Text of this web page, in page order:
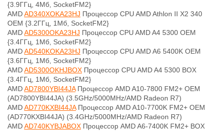
{3.9ГГц, 4Мб, SocketFM2}
AMDAD340XOKA23HJ Процессор CPU AMD Athlon II X2 340
OEM {3.2ГГц, 1Мб, SocketFM2}
AMDAD5300OKA23HJ Процессор CPU AMD A4 5300 OEM
{3.4ГГц, 1Мб, SocketFM2}
AMDAD540KOKA23HJ Процессор CPU AMD A6 5400K OEM
{3.6ГГц, 1Мб, SocketFM2}
AMDAD5300OKHJBOX Процессор CPU AMD A4 5300 BOX
{3.4ГГц, 1Мб, SocketFM2}
AMDAD7800YBI44JAПроцессор AMD A10-7800 FM2+ OEM
(AD7800YBI44JA) (3.5GHz/5000MHz/AMD Radeon R7)
AMDAD770KXBI44JAПроцессор AMD A10-7700K FM2+ OEM
(AD770KXBI44JA) (3.4GHz/5000MHz/AMD Radeon R7)
AMDAD740KYBJABOX Процессор AMD A6-7400K FM2+ BOX